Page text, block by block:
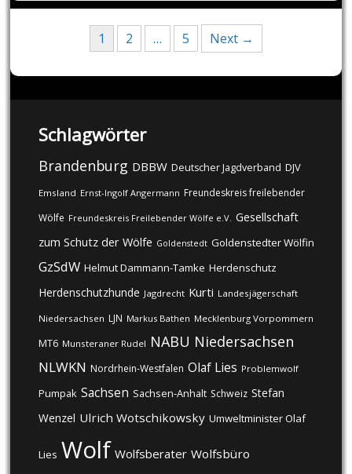
navigation
1 2 … 5 Next →
Schlagwörter
Brandenburg DBBW Deutscher Jagdverband DJV
Emsland Ernst-Ingolf Angermann Freundeskreis freilebender
Wölfe Freundeskreis Freilebender Wölfe e.V. Gesellschaft
zum Schutz der Wölfe Goldenstedt Goldenstedter Wölfin
GzSdW Helmut Dammann-Tamke Herdenschutz
Herdenschutzhunde Jagdrecht Kurti Landesjägerschaft
Niedersachsen LJN Markus Bathen Mecklenburg Vorpommern
MT6 Munsteraner Rudel NABU Niedersachsen
NLWKN Nordrhein-Westfalen Olaf Lies Problemwolf
Pumpak Sachsen Sachsen-Anhalt Schweiz Stefan
Wenzel Ulrich Wotschikowsky Umweltminister Olaf
Lies Wolf Wolfsberater Wolfsbüro